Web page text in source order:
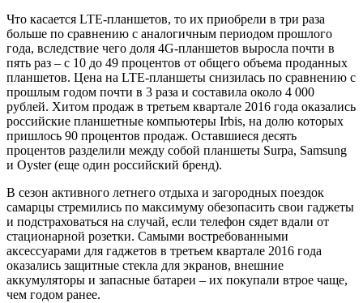
Что касается LTE-планшетов, то их приобрели в три раза
больше по сравнению с аналогичным периодом прошлого
года, вследствие чего доля 4G-планшетов выросла почти в
пять раз – с 10 до 49 процентов от общего объема проданных
планшетов. Цена на LTE-планшеты снизилась по сравнению с
прошлым годом почти в 3 раза и составила около 4 000
рублей. Хитом продаж в третьем квартале 2016 года оказались
российские планшетные компьютеры Irbis, на долю которых
пришлось 90 процентов продаж. Оставшиеся десять
процентов разделили между собой планшеты Surpa, Samsung
и Oyster (еще один российский бренд).
В сезон активного летнего отдыха и загородных поездок
самарцы стремились по максимуму обезопасить свои гаджеты
и подстраховаться на случай, если телефон сядет вдали от
стационарной розетки. Самыми востребованными
аксессуарами для гаджетов в третьем квартале 2016 года
оказались защитные стекла для экранов, внешние
аккумуляторы и запасные батареи – их покупали втрое чаще,
чем годом ранее.